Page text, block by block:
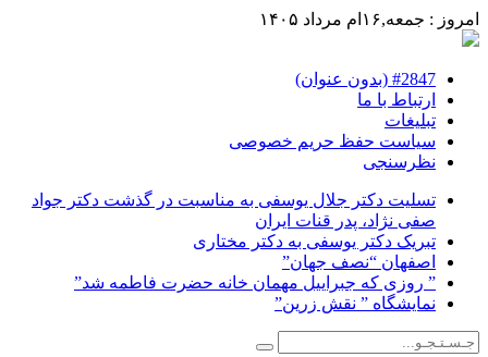
امروز : جمعه,۱۶ام مرداد ۱۴۰۵
#2847 (بدون عنوان)
ارتباط با ما
تبلیغات
سیاست حفظ حریم خصوصی
نظرسنجی
تسلیت دکتر جلال یوسفی به مناسبت در گذشت دکتر جواد
صفی نژاد، پدر قنات ایران
تبریک دکتر یوسفی به دکتر مختاری
اصفهان “نصف جهان”
” روزی که جبراییل مهمان خانه حضرت فاطمه شد”
نمایشگاه ” نقش زرین”